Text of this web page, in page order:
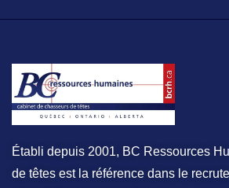
Établi depuis 2001, BC Ressources
de têtes est la référence dans le